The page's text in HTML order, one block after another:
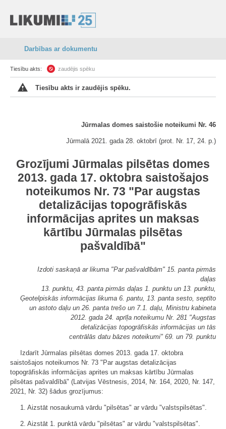
Darbības ar dokumentu
Tiesību akts: zaudējis spēku
Tiesību akts ir zaudējis spēku.
Jūrmalas domes saistošie noteikumi Nr. 46
Jūrmalā 2021. gada 28. oktobrī (prot. Nr. 17, 24. p.)
Grozījumi Jūrmalas pilsētas domes
2013. gada 17. oktobra saistošajos
noteikumos Nr. 73 "Par augstas
detalizācijas topogrāfiskās
informācijas aprites un maksas
kārtību Jūrmalas pilsētas
pašvaldībā"
Izdoti saskaņā ar likuma "Par pašvaldībām" 15. panta pirmās
daļas
13. punktu, 43. panta pirmās daļas 1. punktu un 13. punktu,
Ģeotelpiskās informācijas likuma 6. pantu, 13. panta sesto, septīto
un astoto daļu un 26. panta trešo un 7.1. daļu, Ministru kabineta
2012. gada 24. aprīļa noteikumu Nr. 281 "Augstas
detalizācijas topogrāfiskās informācijas un tās
centrālās datu bāzes noteikumi" 69. un 79. punktu
Izdarīt Jūrmalas pilsētas domes 2013. gada 17. oktobra
saistošajos noteikumos Nr. 73 "Par augstas detalizācijas
topogrāfiskās informācijas aprites un maksas kārtību Jūrmalas
pilsētas pašvaldībā" (Latvijas Vēstnesis, 2014, Nr. 164, 2020, Nr. 147,
2021, Nr. 32) šādus grozījumus:
1. Aizstāt nosaukumā vārdu "pilsētas" ar vārdu "valstspilsētas".
2. Aizstāt 1. punktā vārdu "pilsētas" ar vārdu "valstspilsētas".